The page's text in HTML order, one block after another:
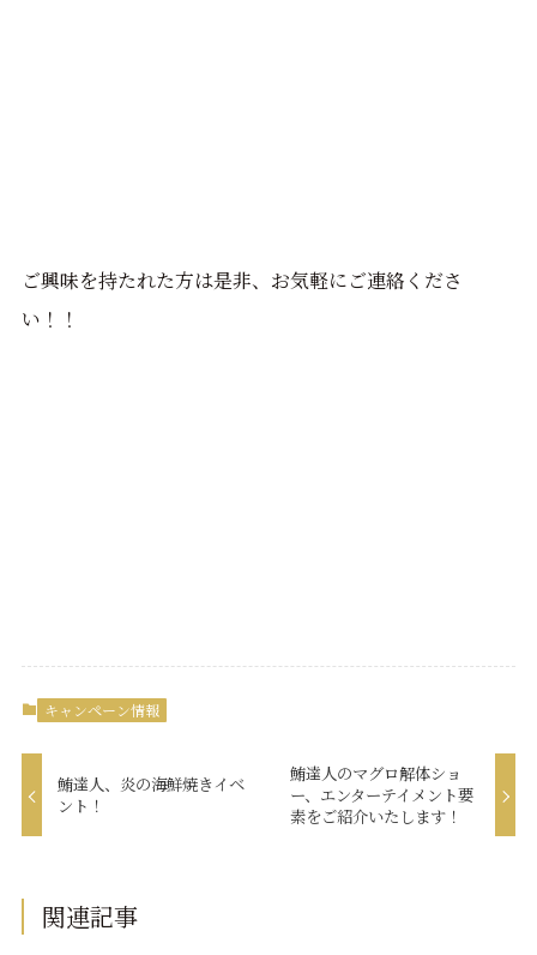
ご興味を持たれた方は是非、お気軽にご連絡くださ
い！！
キャンペーン情報
鮪達人、炎の海鮮焼きイベ
ント！
鮪達人のマグロ解体ショ
ー、エンターテイメント要
素をご紹介いたします！
関連記事